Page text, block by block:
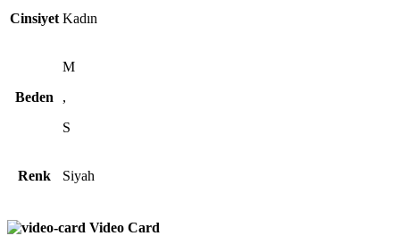
Cinsiyet Kadın
Beden
M
,
S
Renk Siyah
Video Card